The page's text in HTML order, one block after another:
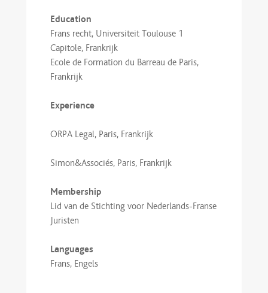
Education
Frans recht, Universiteit Toulouse 1
Capitole, Frankrijk
Ecole de Formation du Barreau de Paris,
Frankrijk
Experience
ORPA Legal, Paris, Frankrijk
Simon&Associés, Paris, Frankrijk
Membership
Lid van de Stichting voor Nederlands-Franse
Juristen
Languages
Frans, Engels